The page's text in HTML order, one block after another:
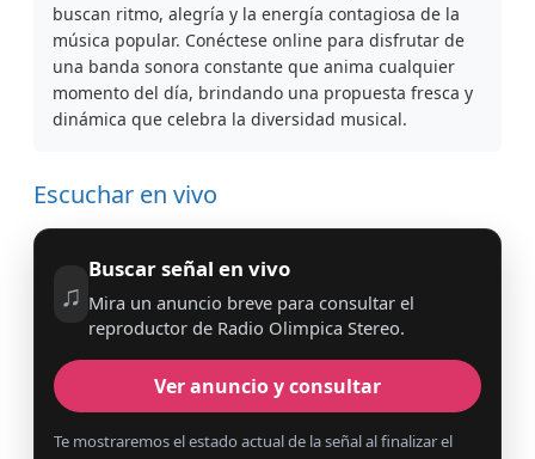
buscan ritmo, alegría y la energía contagiosa de la
música popular. Conéctese online para disfrutar de
una banda sonora constante que anima cualquier
momento del día, brindando una propuesta fresca y
dinámica que celebra la diversidad musical.
Escuchar en vivo
♫
Buscar señal en vivo
Mira un anuncio breve para consultar el
reproductor de Radio Olimpica Stereo.
Ver anuncio y consultar
Te mostraremos el estado actual de la señal al finalizar el